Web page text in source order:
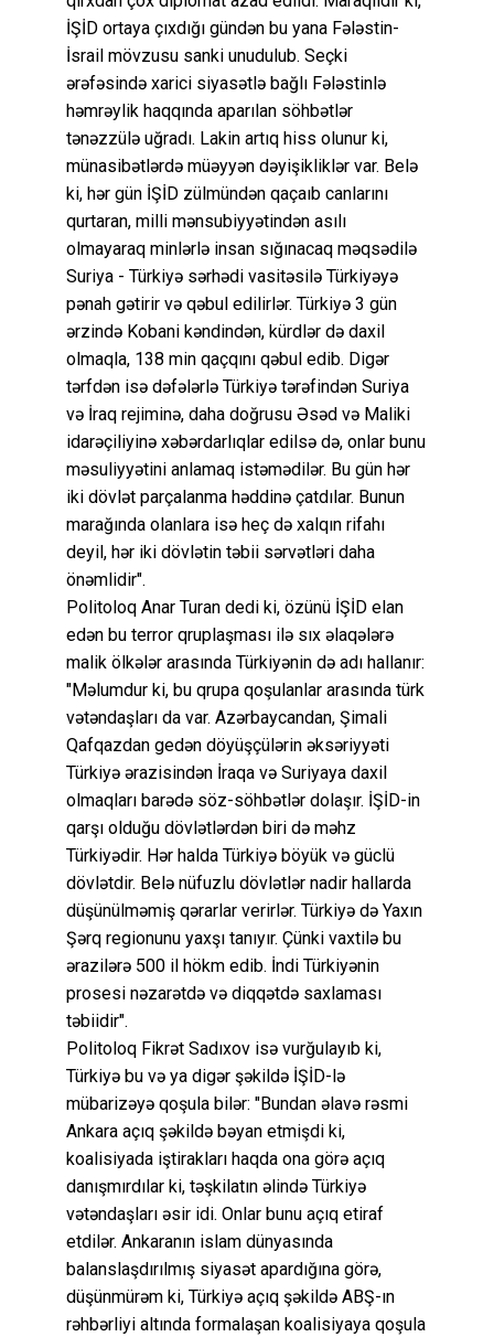
İŞİD ortaya çıxdığı gündən bu yana Fələstin-
İsrail mövzusu sanki unudulub. Seçki
ərəfəsində xarici siyasətlə bağlı Fələstinlə
həmrəylik haqqında aparılan söhbətlər
tənəzzülə uğradı. Lakin artıq hiss olunur ki,
münasibətlərdə müəyyən dəyişikliklər var. Belə
ki, hər gün İŞİD zülmündən qaçaıb canlarını
qurtaran, milli mənsubiyyətindən asılı
olmayaraq minlərlə insan sığınacaq məqsədilə
Suriya - Türkiyə sərhədi vasitəsilə Türkiyəyə
pənah gətirir və qəbul edilirlər. Türkiyə 3 gün
ərzində Kobani kəndindən, kürdlər də daxil
olmaqla, 138 min qaçqını qəbul edib. Digər
tərfdən isə dəfələrlə Türkiyə tərəfindən Suriya
və İraq rejiminə, daha doğrusu Əsəd və Maliki
idarəçiliyinə xəbərdarlıqlar edilsə də, onlar bunu
məsuliyyətini anlamaq istəmədilər. Bu gün hər
iki dövlət parçalanma həddinə çatdılar. Bunun
marağında olanlara isə heç də xalqın rifahı
deyil, hər iki dövlətin təbii sərvətləri daha
önəmlidir".
Politoloq Anar Turan dedi ki, özünü İŞİD elan
edən bu terror qruplaşması ilə sıx əlaqələrə
malik ölkələr arasında Türkiyənin də adı hallanır:
"Məlumdur ki, bu qrupa qoşulanlar arasında türk
vətəndaşları da var. Azərbaycandan, Şimali
Qafqazdan gedən döyüşçülərin əksəriyyəti
Türkiyə ərazisindən İraqa və Suriyaya daxil
olmaqları barədə söz-söhbətlər dolaşır. İŞİD-in
qarşı olduğu dövlətlərdən biri də məhz
Türkiyədir. Hər halda Türkiyə böyük və güclü
dövlətdir. Belə nüfuzlu dövlətlər nadir hallarda
düşünülməmiş qərarlar verirlər. Türkiyə də Yaxın
Şərq regionunu yaxşı tanıyır. Çünki vaxtilə bu
ərazilərə 500 il hökm edib. İndi Türkiyənin
prosesi nəzarətdə və diqqətdə saxlaması
təbiidir".
Politoloq Fikrət Sadıxov isə vurğulayıb ki,
Türkiyə bu və ya digər şəkildə İŞİD-lə
mübarizəyə qoşula bilər: "Bundan əlavə rəsmi
Ankara açıq şəkildə bəyan etmişdi ki,
koalisiyada iştirakları haqda ona görə açıq
danışmırdılar ki, təşkilatın əlində Türkiyə
vətəndaşları əsir idi. Onlar bunu açıq etiraf
etdilər. Ankaranın islam dünyasında
balanslaşdırılmış siyasət apardığına görə,
düşünmürəm ki, Türkiyə açıq şəkildə ABŞ-ın
rəhbərliyi altında formalaşan koalisiyaya qoşula